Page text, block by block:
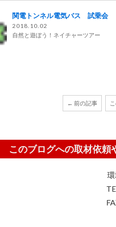
関電トンネル電気バス 試乗会
2018.10.02
自然と遊ぼう！ネイチャーツアー
← 前の記事
このブログへの取材依頼